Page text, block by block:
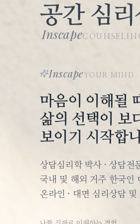
공간 심
Inscape
Inscape YOUR MIND
마음이 이해될
삶의 선택이 보
보이기 시작합
상담심리학 박사 · 상담전
국내 및 해외 거주 한국인
온라인 · 대면 심리상담 및